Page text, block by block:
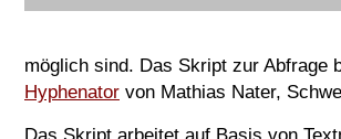
möglich sind. Das Skript zur Abfrage
Hyphenator von Mathias Nater,